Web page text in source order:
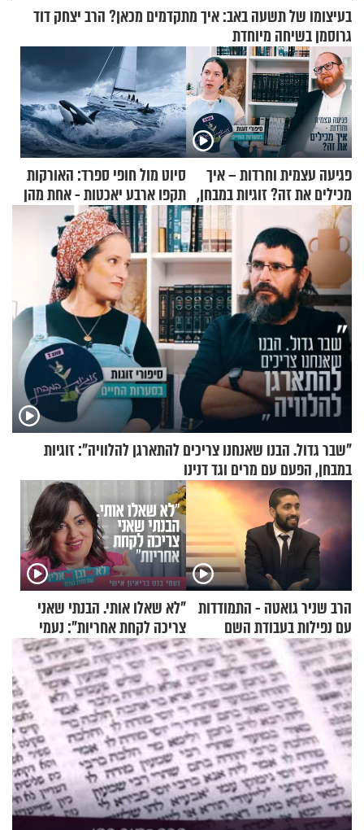
בעיצומו של תשעה באב: איך מתקדמים מכאן? הרב יצחק דוד
גרוסמן בשיחה מיוחדת
פגיעה עצמית וחרדות – איך
מכילים את זה? זוגיות במבחן,
הפעם עם יהודית ואלתר כהן
סיוט מול חופי ספרד: האורקות
תקפו ארבע יאכטות - אחת מהן
טבעה
"שבר גדול. הבנו שאנחנו צריכים להתארגן להלוויה": זוגיות
במבחן, הפעם עם מרים וגד דנינו
הרב שניר גואטה - התמודדות
עם נפילות בעבודת השם
"לא שאלו אותי. הבנתי שאני
צריכה לקחת אחריות": נעמי
בנט בריאיון אישי